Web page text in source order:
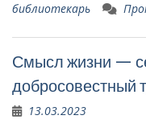
библиотекарь
Смысл жизни —
добросовестный
13.03.2023